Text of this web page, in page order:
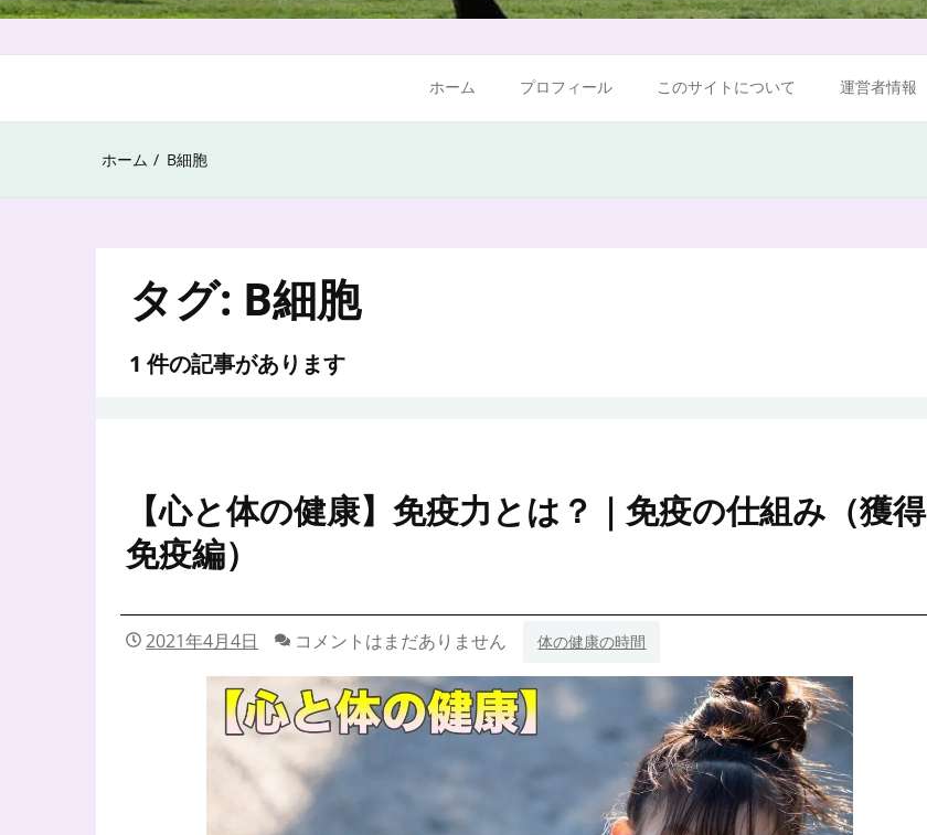
ホーム プロフィール このサイトについて 運営者情報
ホーム B細胞
タグ: B細胞
1 件の記事があります
【心と体の健康】免疫力とは？｜免疫の仕組み（獲得
免疫編）
2021年4月4日 コメントはまだありません 体の健康の時間